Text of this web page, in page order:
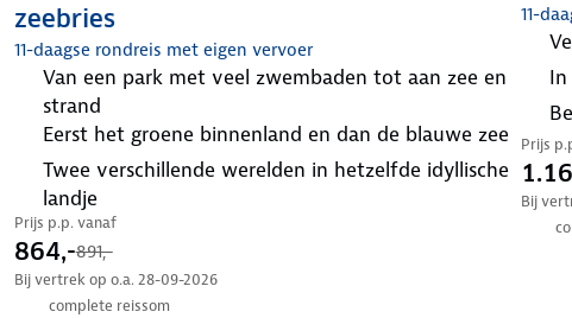
zeebries
11-daagse rondreis met eigen vervoer
van een park met veel zwembaden tot aan zee en
strand
eerst het groene binnenland en dan de blauwe zee
Twee verschillende werelden in hetzelfde idyllische
landje
Prijs p.p. vanaf
864,-891,-
Bij vertrek op o.a. 28-09-2026
complete reissom
11-
Prijs
Bij